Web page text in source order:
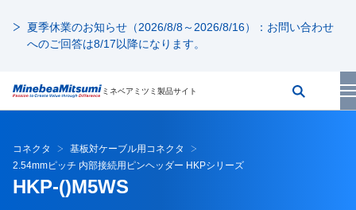
夏季休業のお知らせ（2026/8/8～2026/8/16）：お問い合わせ
へのご回答は8/17以降になります。
ミネベアミツミ製品サイト
コネクタ
基板対ケーブル用コネクタ
2.54mmピッチ 内部接続用ピンヘッダー HKPシリーズ
HKP-()M5WS